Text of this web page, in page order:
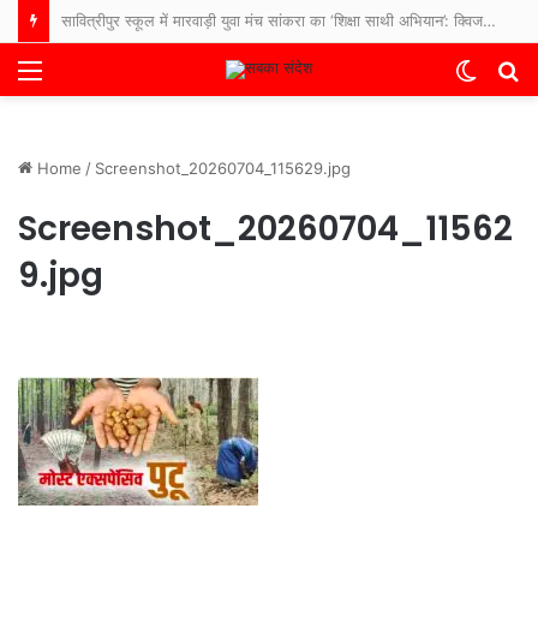
सावित्रीपुर स्कूल में मारवाड़ी युवा मंच सांकरा का ‘शिक्षा साथी अभियान’: क्विज और पौधारोपण से बच्चों में बढ़ा उत्साह
Menu
Switch
Home / Screenshot_20260704_115629.jpg
Screenshot_20260704_11562
9.jpg